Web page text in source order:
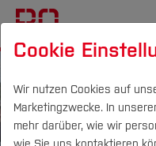
Cookie
Wir nutzen Cookies auf
Marketingzwecke. In
mehr darüber, wie wir